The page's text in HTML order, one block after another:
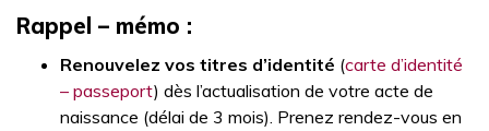
Rappel – mémo :
Renouvelez vos titres d’identité (carte d’identité
– passeport) dès l’actualisation de votre acte de
naissance (délai de 3 mois). Prenez rendez-vous en